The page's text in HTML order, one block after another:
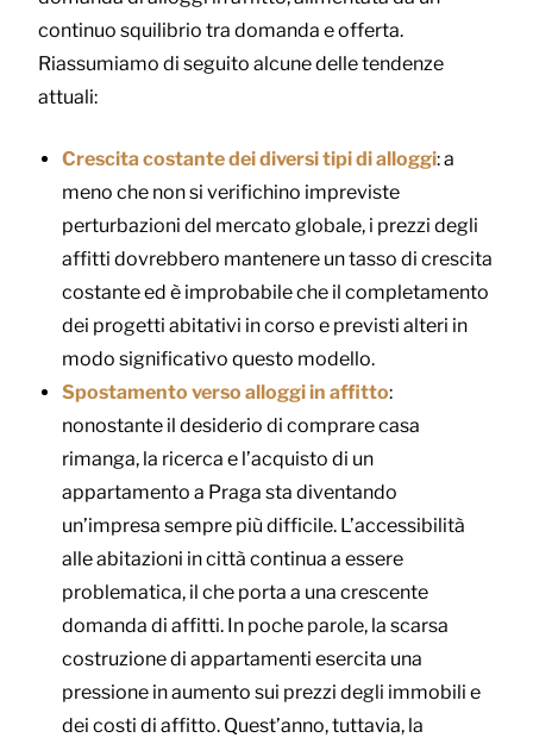
continuo squilibrio tra domanda e offerta.
Riassumiamo di seguito alcune delle tendenze
attuali:
Crescita costante dei diversi tipi di alloggi: a
meno che non si verifichino impreviste
perturbazioni del mercato globale, i prezzi degli
affitti dovrebbero mantenere un tasso di crescita
costante ed è improbabile che il completamento
dei progetti abitativi in corso e previsti alteri in
modo significativo questo modello.
Spostamento verso alloggi in affitto:
nonostante il desiderio di comprare casa
rimanga, la ricerca e l’acquisto di un
appartamento a Praga sta diventando
un’impresa sempre più difficile. L’accessibilità
alle abitazioni in città continua a essere
problematica, il che porta a una crescente
domanda di affitti. In poche parole, la scarsa
costruzione di appartamenti esercita una
pressione in aumento sui prezzi degli immobili e
dei costi di affitto. Quest’anno, tuttavia, la